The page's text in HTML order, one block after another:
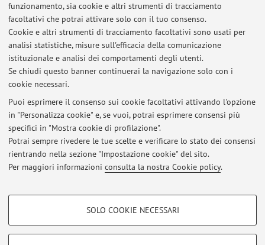
funzionamento, sia cookie e altri strumenti di tracciamento
facoltativi che potrai attivare solo con il tuo consenso.
Cookie e altri strumenti di tracciamento facoltativi sono usati per
analisi statistiche, misure sull'efficacia della comunicazione
istituzionale e analisi dei comportamenti degli utenti.
Se chiudi questo banner continuerai la navigazione solo con i
cookie necessari.
Puoi esprimere il consenso sui cookie facoltativi attivando l'opzione
in "Personalizza cookie" e, se vuoi, potrai esprimere consensi più
specifici in "Mostra cookie di profilazione".
Potrai sempre rivedere le tue scelte e verificare lo stato dei consensi
rientrando nella sezione "Impostazione cookie" del sito.
Per maggiori informazioni consulta la nostra Cookie policy.
COOKIE DI PROFILAZIONE - FACOLTATIVI
SOLO COOKIE NECESSARI
Razionale e Regole generali riconoscimento crediti da CQPS a
Farmacia e da CTF a Farmacia Passaggi Controllo (CQPS)-Farmacia
RN e CTF-Farmacia RN
Pubblicato il: 23 novembre 2017
NUOVE Modalità di esame di Tecnologia e Leg. Farmaceutiche II
Farmacia – Rimini A.A. 16-17
Pubblicato il: 02 novembre 2016
Seminario Packaging 1 Dicembre 15 comune per Farmacia 5°/CQPS
3°- 9-13- Clodia 5
Pubblicato il: 21 novembre 2015
Area riservata
Accedi tramiteloginper gestire tutti i contenuti del sito.